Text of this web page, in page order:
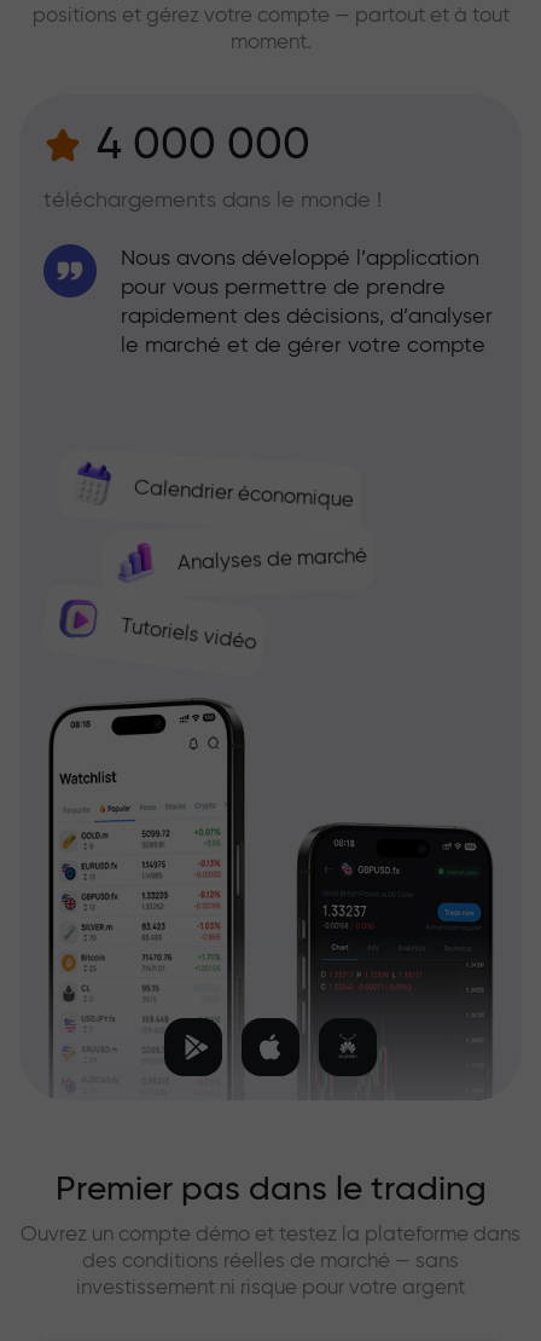
positions et gérez votre compte — partout et à tout
moment.
4 000 000
téléchargements dans le monde !
Calendrier économique
Analyses de marché
Tutoriels vidéo
Nous avons développé l’application
pour vous permettre de prendre
rapidement des décisions, d’analyser
le marché et de gérer votre compte
Premier pas dans le trading
Ouvrez un compte démo et testez la plateforme dans
des conditions réelles de marché — sans
investissement ni risque pour votre argent